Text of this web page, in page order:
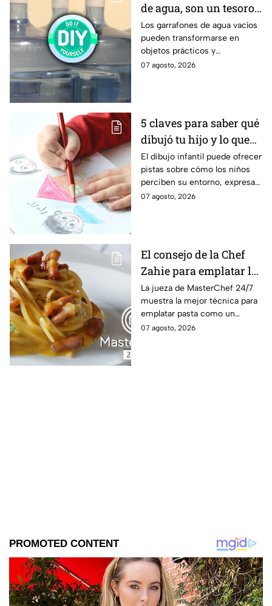
de agua, son un tesoro:
5 ideas para
reutilizarlos dentro del
hogar
Los garrafones de agua vacíos
pueden transformarse en
objetos prácticos y
decorativos para la casa,
07 agosto, 2026
5 claves para saber qué
dibujó tu hijo y lo que
significa
El dibujo infantil puede ofrecer
pistas sobre cómo los niños
perciben su entorno, expresan
emociones y desarrollan su
desarrollo de cada hijo.
07 agosto, 2026
El consejo de la Chef
Zahie para emplatar la
pasta al estilo de una
MasterChef 24/7
La jueza de MasterChef 24/7
muestra la mejor técnica para
emplatar pasta como un
profesional.
07 agosto, 2026